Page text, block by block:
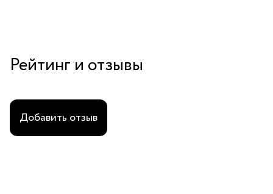
Рейтинг и отзывы
Добавить отзыв